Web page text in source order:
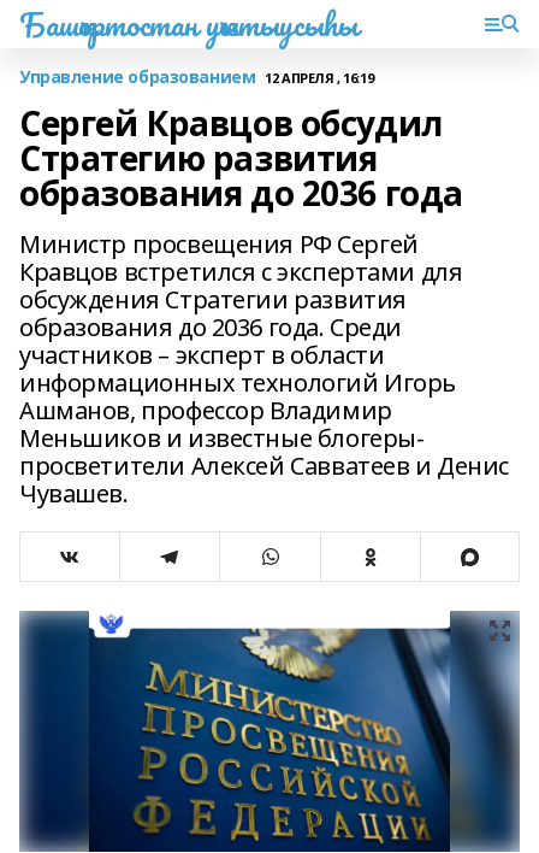
Башҡортостан уҡытыусыһы
Управление образованием 12 АПРЕЛЯ , 16:19
Сергей Кравцов обсудил
Стратегию развития
образования до 2036 года
Министр просвещения РФ Сергей
Кравцов встретился с экспертами для
обсуждения Стратегии развития
образования до 2036 года. Среди
участников – эксперт в области
информационных технологий Игорь
Ашманов, профессор Владимир
Меньшиков и известные блогеры-
просветители Алексей Савватеев и Денис
Чувашев.